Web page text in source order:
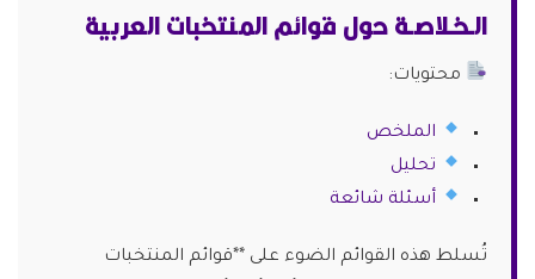
الـخـلاصـة حول قوائم المنتخبات العربية
محتويات:
الملخص
تحليل
أسئلة شائعة
تُسلط هذه القوائم الضوء على **قوائم المنتخبات